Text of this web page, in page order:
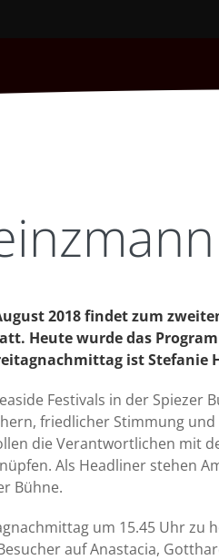
2018 findet zum
Heute wurde das
ist Stefanie
Festivals in der Spiezer
friedlicher Stimmung
die Verantwortlichen mit
Als Headliner stehen
Bühne.
um 15.45 Uhr zu
auf Anastacia,